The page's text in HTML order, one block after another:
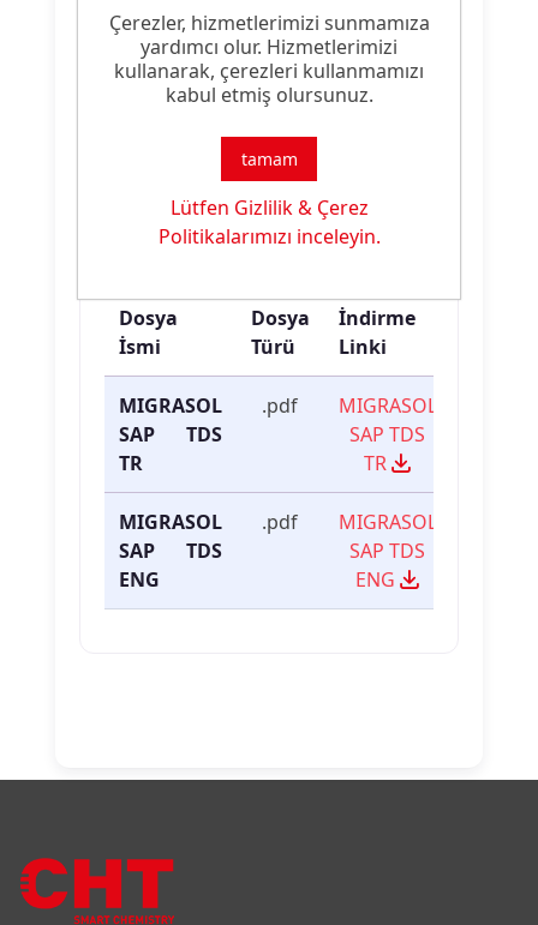
Ürün
Tipi:
Migrasyon Önleyici
Boyama Yardımcısı
Dosya
İsmi
Dosya
Türü
İndirme
Linki
MIGRASOL
SAP TDS
TR
.pdf
MIGRASOL
SAP TDS
TR
MIGRASOL
SAP TDS
ENG
.pdf
MIGRASOL
SAP TDS
ENG
Çerezler, hizmetlerimizi sunmamıza
yardımcı olur. Hizmetlerimizi
kullanarak, çerezleri kullanmamızı
kabul etmiş olursunuz.
tamam
Lütfen Gizlilik & Çerez
Politikalarımızı inceleyin.